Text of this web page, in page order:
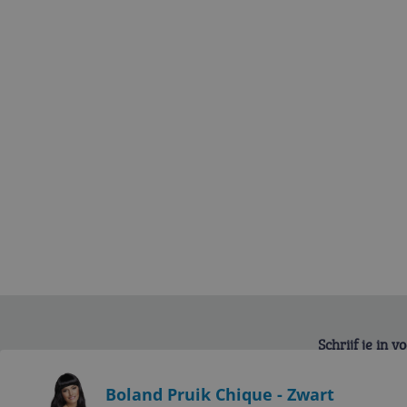
Boland Pruik Chique - Zwart
Schrijf je in